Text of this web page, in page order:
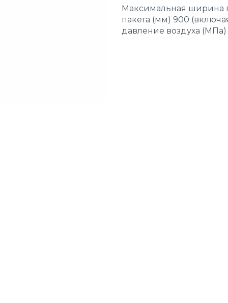
Максимальная ширина
пакета (мм) 900
давление воздуха (МПа)